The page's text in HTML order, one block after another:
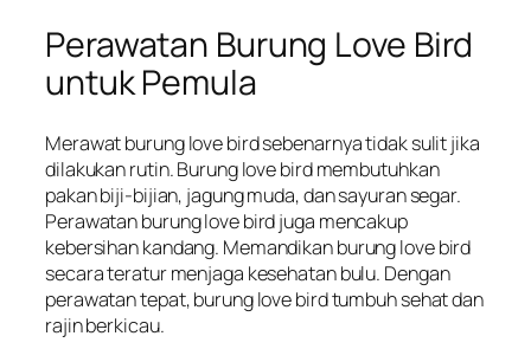
Perawatan Burung Love Bird
untuk Pemula
Merawat burung love bird sebenarnya tidak sulit jika
dilakukan rutin. Burung love bird membutuhkan
pakan biji-bijian, jagung muda, dan sayuran segar.
Perawatan burung love bird juga mencakup
kebersihan kandang. Memandikan burung love bird
secara teratur menjaga kesehatan bulu. Dengan
perawatan tepat, burung love bird tumbuh sehat dan
rajin berkicau.